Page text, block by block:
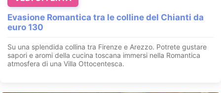
Evasione Romantica tra le colline del Chianti da
euro 130
Su una splendida collina tra Firenze e Arezzo. Potrete gustare
sapori e aromi della cucina toscana immersi nella Romantica
atmosfera di una Villa Ottocentesca.